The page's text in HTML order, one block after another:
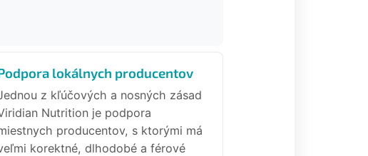
lokálnych producentov
z kľúčových a nosných zásad
Nutrition je podpora
producentov, s ktorými má
korektné, dlhodobé a férové